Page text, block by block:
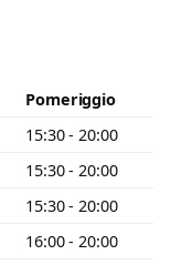
Pomeriggio
15:30 - 20:00
15:30 - 20:00
15:30 - 20:00
16:00 - 20:00
Invia messaggio